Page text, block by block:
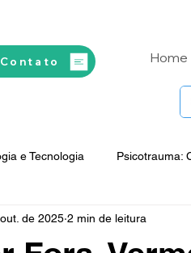
Home
e Tecnologia Psicotrauma:
em Foco Vida Integral na
de 2025 2 min de leitura